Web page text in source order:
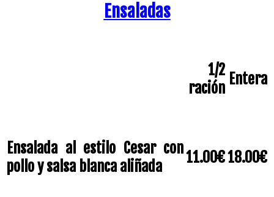
Ensaladas
1/2
ración Entera
Ensalada al estilo Cesar con
pollo y salsa blanca aliñada
11.00€18.00€